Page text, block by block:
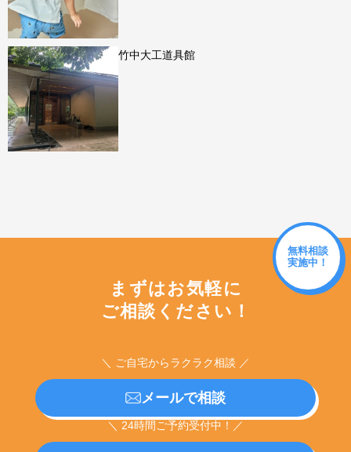
竹中大工道具館
無料相談
実施中！
まずはお気軽に
ご相談ください！
＼ ご自宅からラクラク相談 ／
メールで相談
＼ 24時間ご予約受付中！／